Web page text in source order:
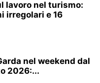
lavoro nel turismo:
irregolari e 16
nel weekend dal
2026:...